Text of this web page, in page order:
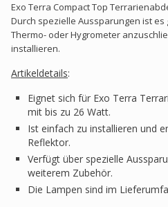
Exo Terra Compact Top
Durch spezielle Aussparungen ist es
Thermo- oder Hygrometer
installieren.
Artikeldetails:
Eignet sich für Exo Terra
mit bis zu 26 Watt.
Ist einfach zu installieren und
Reflektor.
Verfügt über spezielle
weiterem Zubehör.
Die Lampen sind im